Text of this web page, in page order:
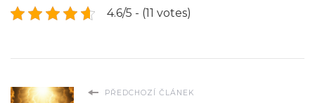
4.6/5 - (11 votes)
PŘEDCHOZÍ ČLÁNEK